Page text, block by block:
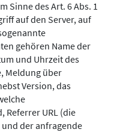
Sinne des Art. 6 Abs. 1
auf den Server, auf
gehören Name der
und Uhrzeit des
Meldung über
Version, das
Referrer URL (die
und der anfragende